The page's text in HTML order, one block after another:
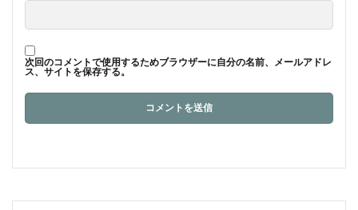
次回のコメントで使用するためブラウザーに自分の名前、メールアドレ
ス、サイトを保存する。